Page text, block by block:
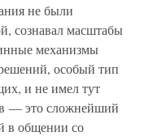
не были
сознавал масштабы
механизмы
особый тип
и не имел тут
— это сложнейший
в общении со